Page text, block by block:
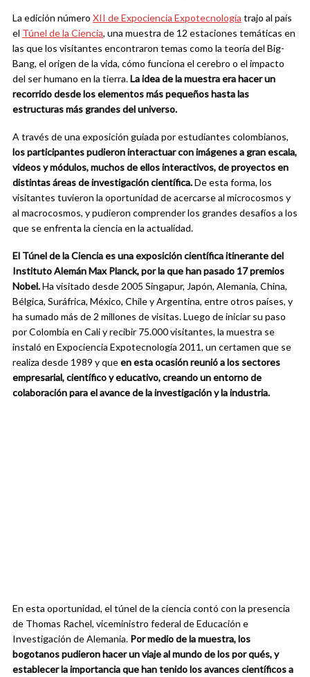
La edición número XII de Expociencia Expotecnología trajo al país
el Túnel de la Ciencia, una muestra de 12 estaciones temáticas en
las que los visitantes encontraron temas como la teoría del Big-
Bang, el origen de la vida, cómo funciona el cerebro o el impacto
del ser humano en la tierra.La idea de la muestra era hacer un
recorrido desde los elementos más pequeños hasta las
estructuras más grandes del universo.
A través de una exposición guiada por estudiantes colombianos,
los participantes pudieron interactuar con imágenes a gran escala,
videos y módulos, muchos de ellos interactivos, de proyectos en
distintas áreas de investigación científica.De esta forma, los
visitantes tuvieron la oportunidad de acercarse al microcosmos y
al macrocosmos, y pudieron comprender los grandes desafíos a los
que se enfrenta la ciencia en la actualidad.
El Túnel de la Ciencia es una exposición científica itinerante del
Instituto Alemán Max Planck, por la que han pasado 17 premios
Nobel.Ha visitado desde 2005 Singapur, Japón, Alemania, China,
Bélgica, Suráfrica, México, Chile y Argentina, entre otros países, y
ha sumado más de 2 millones de visitas. Luego de iniciar su paso
por Colombia en Cali y recibir 75.000 visitantes, la muestra se
instaló en Expociencia Expotecnología 2011, un certamen que se
realiza desde 1989 y queen esta ocasión reunió a los sectores
empresarial, científico y educativo, creando un entorno de
colaboración para el avance de la investigación y la industria.
En esta oportunidad, el túnel de la ciencia contó con la presencia
de Thomas Rachel, viceministro federal de Educación e
Investigación de Alemania. Por medio de la muestra, los
bogotanos pudieron hacer un viaje al mundo de los por qués, y
establecer la importancia que han tenido los avances científicos a